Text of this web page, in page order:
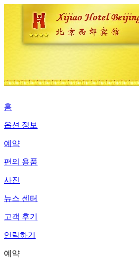
홈
옵션 정보
예약
편의 용품
사진
뉴스 센터
고객 후기
연락하기
예약